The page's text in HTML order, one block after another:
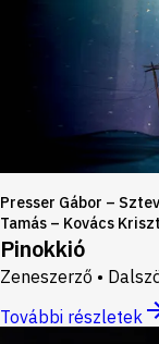
Presser Gábor –
Tamás – Kovács
Pinokkió
Zeneszerző •
További részletek